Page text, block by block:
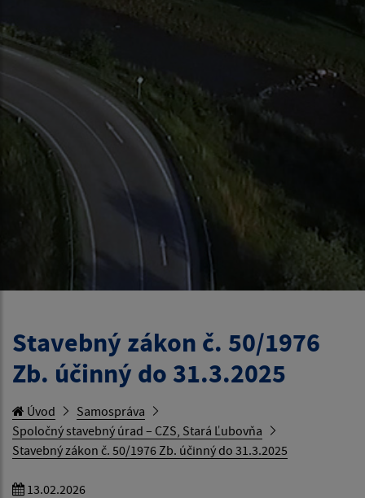
Stavebný zákon č. 50/1976
Zb. účinný do 31.3.2025
Úvod
Samospráva
Spoločný stavebný úrad – CZS, Stará Ľubovňa
Stavebný zákon č. 50/1976 Zb. účinný do 31.3.2025
13.02.2026